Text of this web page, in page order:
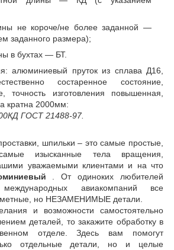
не короче/не более заданной —
заданного размера);
в бухтах — БТ.
алюминиевый пруток из сплава Д16,
состаренное состояние,
точность изготовления повышенная,
кратна 2000мм:
ГОСТ 21488-97.
шпильки – это самые простые,
изысканные тела вращения,
уважаемыми клиентами и на что
. От одиноких любителей
авиакомпаний все
но НЕЗАМЕНИМЫЕ детали.
и возможности самостоятельно
деталей, то закажите обработку в
отделе. Здесь вам помогут
отдельные детали, но и целые